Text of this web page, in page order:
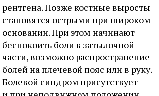
рентгена. Позже костные выросты
становятся острыми при широком
основании. При этом начинают
беспокоить боли в затылочной
части, возможно распространение
болей на плечевой пояс или в руку.
Болевой синдром присутствует